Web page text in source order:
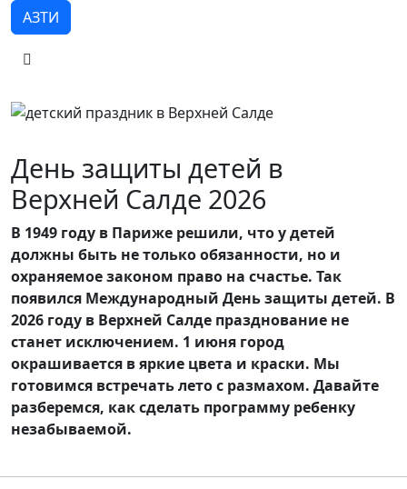
АЗТИ
День защиты детей в
Верхней Салде 2026
В 1949 году в Париже решили, что у детей
должны быть не только обязанности, но и
охраняемое законом право на счастье. Так
появился Международный День защиты детей. В
2026 году в Верхней Салде празднование не
станет исключением. 1 июня город
окрашивается в яркие цвета и краски. Мы
готовимся встречать лето с размахом. Давайте
разберемся, как сделать программу ребенку
незабываемой.